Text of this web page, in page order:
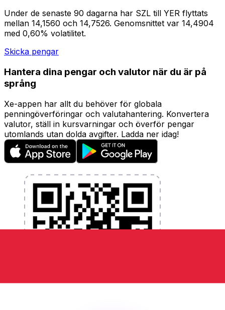
Under de senaste 90 dagarna har SZL till YER flyttats
mellan 14,1560 och 14,7526. Genomsnittet var 14,4904
med 0,60% volatilitet.
Skicka pengar
Hantera dina pengar och valutor när du är på
språng
Xe-appen har allt du behöver för globala
penningöverföringar och valutahantering. Konvertera
valutor, ställ in kursvarningar och överför pengar
utomlands utan dolda avgifter. Ladda ner idag!